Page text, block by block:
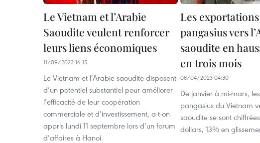
Le Vietnam et l’Arabie
Saoudite veulent renforcer
leurs liens économiques
11/09/2023 16:15
Le Vietnam et l’Arabie saoudite disposent
d’un potentiel substantiel pour améliorer
l’efficacité de leur coopération
commerciale et d’investissement, a-t-on
appris lundi 11 septembre lors d’un forum
d’affaires à Hanoi.
Les
pangasius vers
saoudite en
en trois mois
08/04/2023 04:30
De janvier à mi-mars,
pangasius du Vietnam
saoudite se sont
dollars, 13% en